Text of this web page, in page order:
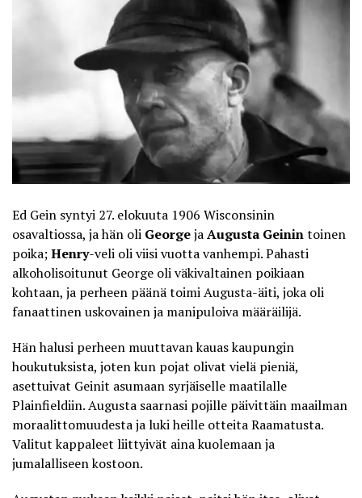
Ed Gein syntyi 27. elokuuta 1906 Wisconsinin
osavaltiossa, ja hän oli GeorgejaAugusta Geinintoinen
poika;Henry-veli oli viisi vuotta vanhempi. Pahasti
alkoholisoitunut George oli väkivaltainen poikiaan
kohtaan, ja perheen päänä toimiAugusta-äiti, joka oli
fanaattinen uskovainen ja manipuloiva määräilijä.
Hän halusi perheen muuttavan kauas kaupungin
houkutuksista, joten kun pojat olivat vielä pieniä,
asettuivat Geinit asumaan syrjäiselle maatilalle
Plainfieldiin. Augusta saarnasi pojille päivittäin maailman
moraalittomuudesta ja luki heille otteita Raamatusta.
Valitut kappaleet liittyivät aina kuolemaan ja
jumalalliseen kostoon.